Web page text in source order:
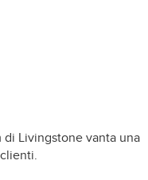
Livingstone vanta una